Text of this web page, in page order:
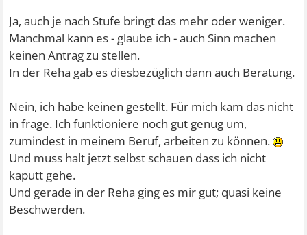
Ja, auch je nach Stufe bringt das mehr oder weniger.
Manchmal kann es - glaube ich - auch Sinn machen
keinen Antrag zu stellen.
In der Reha gab es diesbezüglich dann auch Beratung.
Nein, ich habe keinen gestellt. Für mich kam das nicht
in frage. Ich funktioniere noch gut genug um,
zumindest in meinem Beruf, arbeiten zu können.
Und muss halt jetzt selbst schauen dass ich nicht
kaputt gehe.
Und gerade in der Reha ging es mir gut; quasi keine
Beschwerden.